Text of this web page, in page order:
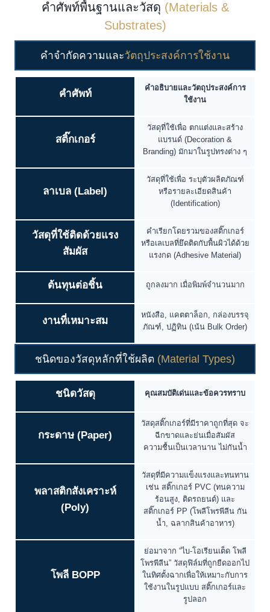
คำศัพท์พื้นฐานและวัสดุ (Materials &
Substrates)
คำจำกัดความและวัตถุประสงค์การใช้งาน
คำศัพท์
คำอธิบายและวัตถุประสงค์การ
ใช้งาน
สติ๊กเกอร์
วัสดุที่ใช้เพื่อ ตกแต่งและสร้าง
แบรนด์ (Decoration &
Branding) มักมาในรูปทรงต่าง ๆ
ลาเบล (Label)
วัสดุที่ใช้เพื่อ ระบุตัวผลิตภัณฑ์
หรือรายละเอียดสินค้า
(Identification)
วัสดุที่ใช้ติดด้วยแรง
สัมผัส
คำเรียกโดยรวมของสติ๊กเกอร์
หรือเลเบลที่ยึดติดกับพื้นผิวได้ด้วย
แรงกด (Adhesive Material)
ต้นทุนต่อชิ้น ถูกลงมาก เมื่อพิมพ์จำนวนมาก
งานที่เหมาะสม
หนังสือ, แคตตาล็อก, กล่องบรรจุ
ภัณฑ์, ปฏิทิน (เน้น Bulk Order)
ชนิดของวัสดุหลักที่ใช้ผลิต (Material Types)
ชนิดวัสดุ คุณสมบัติเด่นและข้อควรทราบ
กระดาษ (Paper)
วัสดุสติ๊กเกอร์ที่มีราคาถูกที่สุด จะ
ฉีกขาดและย่นเมื่อสัมผัส
ความชื้นเป็นเวลานาน ไม่กันน้ำ
พลาสติกสังเคราะห์
(Poly)
วัสดุที่มีความแข็งแรงและทนทาน
เช่น สติ๊กเกอร์ PVC (ทนความ
ร้อนสูง, ติดรถยนต์) และ
สติ๊กเกอร์ PP (โพลีโพรพีลีน กัน
น้ำ, ฉลากสินค้าอาหาร)
โพลี BOPP
ย่อมาจาก “ไบ-โอเรียนเต็ด โพลี
โพรพีลีน” วัสดุฟิล์มที่ถูกยืดออกไป
ในทิศตั้งฉากเพื่อให้เหมาะกับการ
ใช้งานในรูปแบบ สติ๊กเกอร์และ
รูปลอก